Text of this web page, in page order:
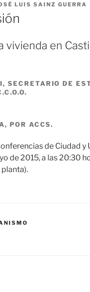
LUIS SAINZ GUERRA
vivienda en
SECRETARIO DE
POR ACCS.
de Ciudad y
de 2015, a las 20:30
planta).